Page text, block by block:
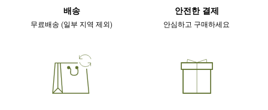
배송
무료배송 (일부 지역 제외)
안전한 결제
안심하고 구매하세요